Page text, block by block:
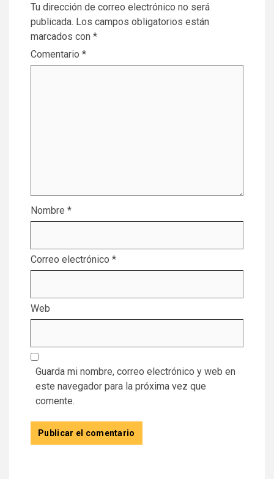
Tu dirección de correo electrónico no será
publicada. Los campos obligatorios están
marcados con *
Comentario *
Nombre *
Correo electrónico *
Web
Guarda mi nombre, correo electrónico y web en
este navegador para la próxima vez que
comente.